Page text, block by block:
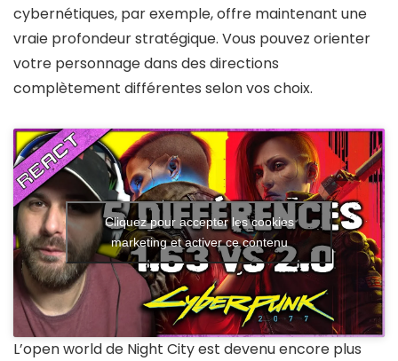
cybernétiques, par exemple, offre maintenant une
vraie profondeur stratégique. Vous pouvez orienter
votre personnage dans des directions
complètement différentes selon vos choix.
Cliquez pour accepter les cookies
marketing et activer ce contenu
L’open world de Night City est devenu encore plus